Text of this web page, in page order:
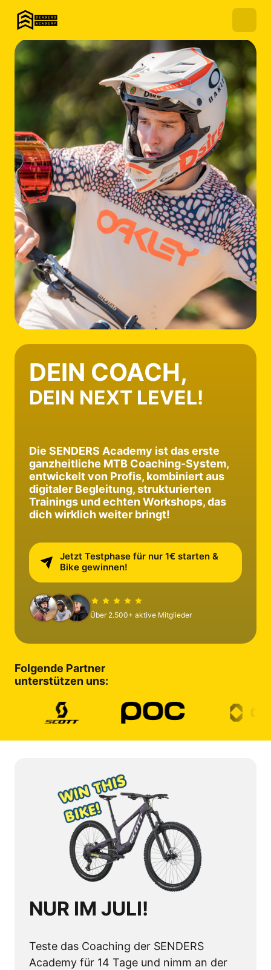
DEIN COACH,
DEIN NEXT LEVEL!
Die SENDERS Academy ist das erste
ganzheitliche MTB Coaching-System,
entwickelt von Profis, kombiniert aus
digitaler Begleitung, strukturierten
Trainings und echten Workshops, das
dich wirklich weiter bringt!
Jetzt Testphase für nur 1€ starten &
Bike gewinnen!
Über 2.500+ aktive Mitglieder
Folgende Partner
unterstützen uns:
NUR IM JULI!
Teste das Coaching der SENDERS
Academy für 14 Tage und nimm an der